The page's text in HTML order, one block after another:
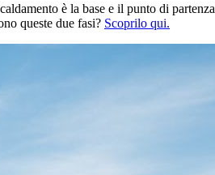
è la base e il punto di
queste due fasi? Scoprilo qui.